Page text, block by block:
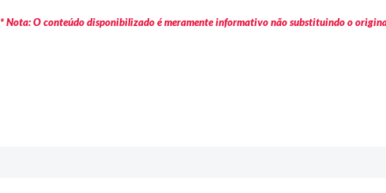
* Nota: O conteúdo disponibilizado é meramente informativo não substituindo o